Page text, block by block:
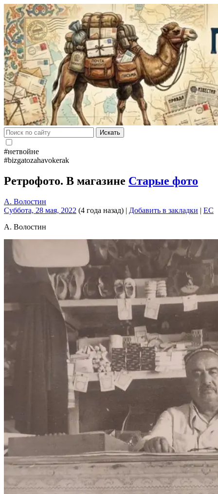
Искать
#нетвойне
#bizgatozahavokerak
Ретрофото. В магазине Старые фото
А. Волостин
Суббота, 28 мая, 2022 (4 года назад) | Добавить в закладки | EC
А. Волостин